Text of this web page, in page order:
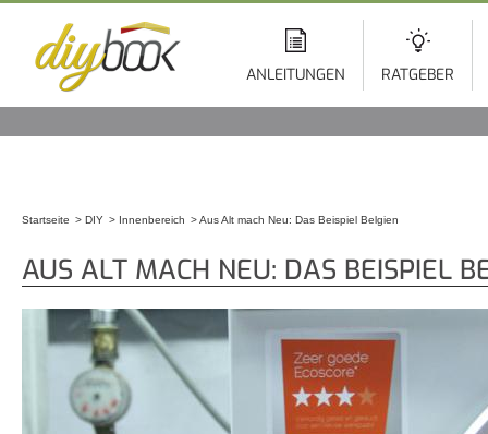
ANLEITUNGEN RATGEBER
Startseite DIY Innenbereich Aus Alt mach Neu: Das Beispiel Belgien
AUS ALT MACH NEU: DAS BEISPIEL